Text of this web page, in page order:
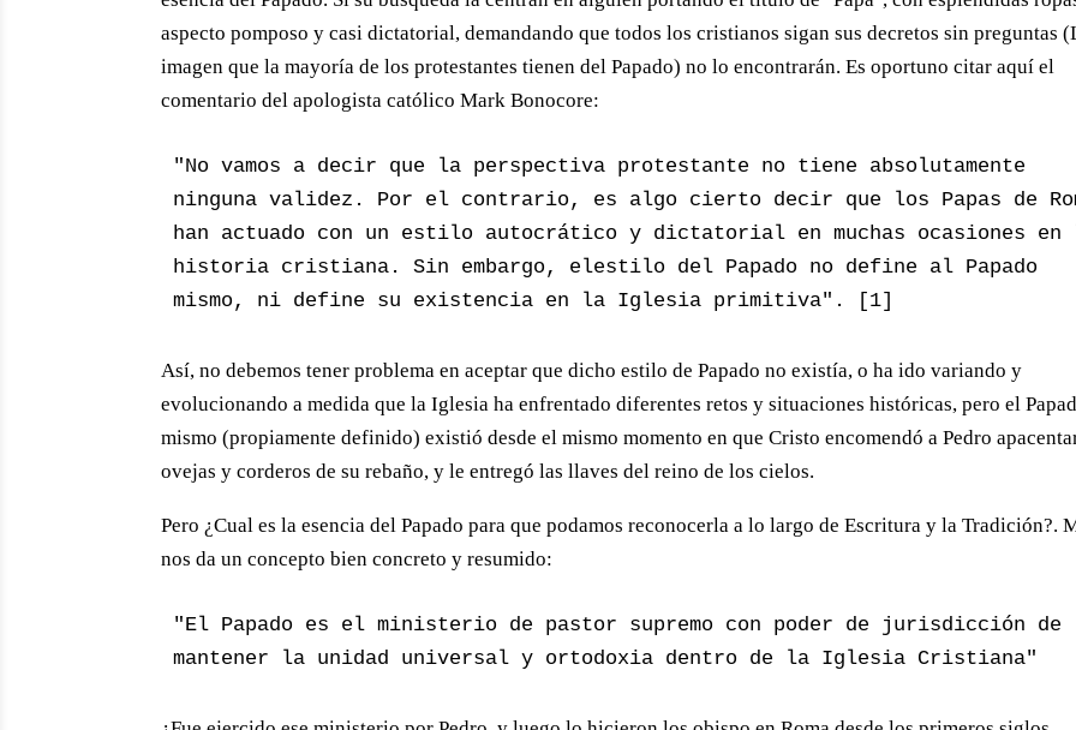
aspecto pomposo y casi dictatorial, demandando que todos los cristianos sigan sus decretos sin preguntas
imagen que la mayoría de los protestantes tienen del Papado) no lo encontrarán. Es oportuno citar aquí el
comentario del apologista católico Mark Bonocore:
"No vamos a decir que la perspectiva protestante no tiene absolutamente
ninguna validez. Por el contrario, es algo cierto decir que los Papas de
han actuado con un estilo autocrático y dictatorial en muchas ocasiones en
historia cristiana. Sin embargo, elestilo del Papado no define al Papado
mismo, ni define su existencia en la Iglesia primitiva". [1]
Así, no debemos tener problema en aceptar que dicho estilo de Papado no existía, o ha ido variando y
evolucionando a medida que la Iglesia ha enfrentado diferentes retos y situaciones históricas, pero el
mismo (propiamente definido) existió desde el mismo momento en que Cristo encomendó a Pedro
ovejas y corderos de su rebaño, y le entregó las llaves del reino de los cielos.
Pero ¿Cual es la esencia del Papado para que podamos reconocerla a lo largo de Escritura y la Tradición?.
nos da un concepto bien concreto y resumido:
"El Papado es el ministerio de pastor supremo con poder de jurisdicción de
mantener la unidad universal y ortodoxia dentro de la Iglesia Cristiana"